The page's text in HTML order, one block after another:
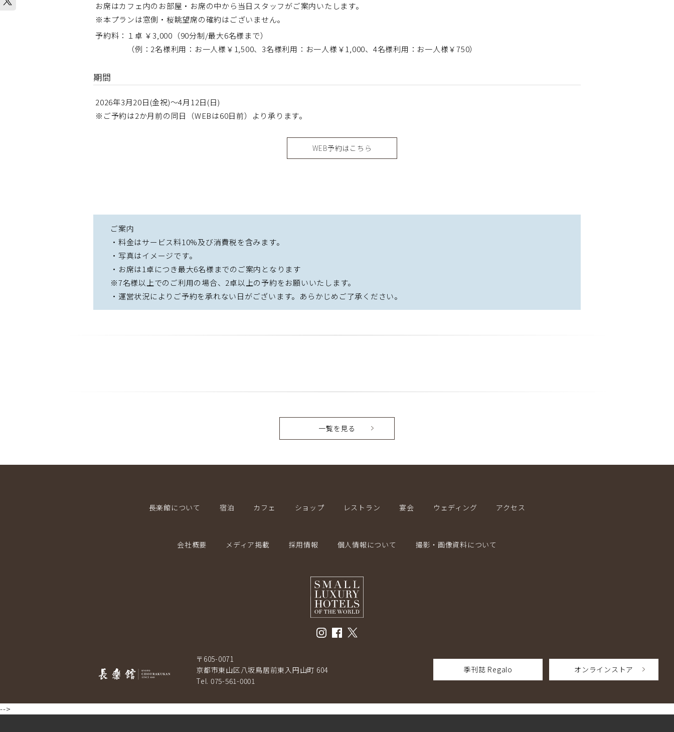
お席はカフェ内のお部屋・お席の中から当日スタッフがご案内いたします。
※本プランは窓側・桜眺望席の確約はございません。
予約料：１卓 ￥3,000（90分制/最大6名様まで）
（例：2名様利用：お一人様￥1,500、3名様利用：お一人様￥1,000、4名様利用：お一人様￥750）
期間
2026年3月20日(金祝)～4月12日(日)
※ご予約は2か月前の同日（WEBは60日前）より承ります。
WEB予約はこちら
ご案内
・料金はサービス料10%及び消費税を含みます。
・写真はイメージです。
・お席は1卓につき最大6名様までのご案内となります
※7名様以上でのご利用の場合、2卓以上の予約をお願いいたします。
・運営状況によりご予約を承れない日がございます。あらかじめご了承ください。
一覧を見る
長楽館について 宿泊 カフェ ショップ レストラン 宴会 ウェディング アクセス
会社概要 メディア掲載 採用情報 個人情報について 撮影・画像資料について
〒605-0071
京都市東山区八坂鳥居前東入円山町 604
Tel. 075-561-0001
季刊誌 Regalo オンラインストア
-->